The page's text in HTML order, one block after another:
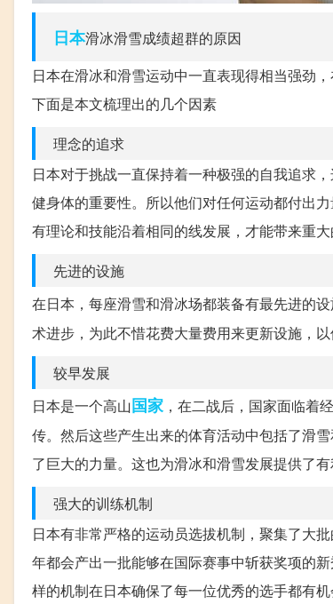
日本滑冰滑雪成绩超群的原因
日本在滑冰和滑雪运动中一直表现得相当强劲
下面是本文梳理出的几个因素
理念的追求
日本对于挑战一直保持着一种极强的自我追求
健身体的重要性。所以他们对任何运动都付出
有理论和技能沿着相同的线发展，才能带来重大
先进的设施
在日本，每座滑雪和滑冰场都装备有最先进的
术进步，为此不惜花费大量费用来更新设施，
较早发展
日本是一个高山国家 ，在二战后，国家面临着
传。然后这些产生出来的体育活动中包括了滑
了巨大的力量。这也为滑冰和滑雪发展提供了有
强大的训练机制
日本有非常严格的运动员选拔机制，聚集了大
年都会产出一批能够在国际赛事中斩获奖项的
样的机制在日本确保了每一位优秀的选手都有机